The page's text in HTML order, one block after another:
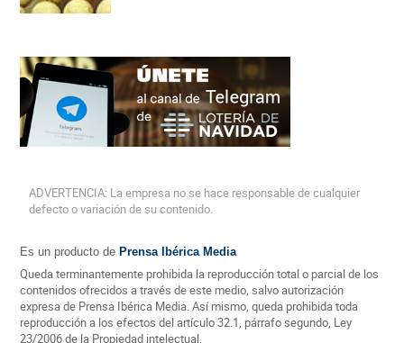
ADVERTENCIA: La empresa no se hace responsable de cualquier
defecto o variación de su contenido.
Es un producto de Prensa Ibérica Media
Queda terminantemente prohibida la reproducción total o parcial de los
contenidos ofrecidos a través de este medio, salvo autorización
expresa de Prensa Ibérica Media. Así mismo, queda prohibida toda
reproducción a los efectos del artículo 32.1, párrafo segundo, Ley
23/2006 de la Propiedad intelectual.